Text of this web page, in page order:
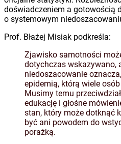
doświadczeniem a gotowością
o systemowym
Prof. Błażej Misiak podkreśla:
Zjawisko samotności
dotychczas wskazywano,
niedoszacowanie
epidemią, którą wiele
Musimy temu
edukację i głośne
stan, który może dotknąć
być ani powodem do
porażką.